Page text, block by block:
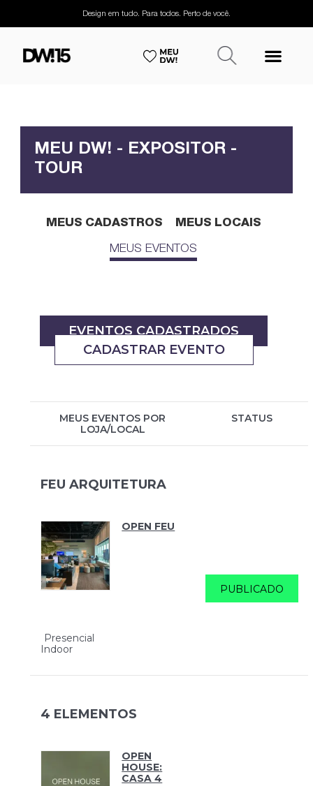
Design em tudo. Para todos. Perto de você.
MEU DW! - EXPOSITOR -
TOUR
MEUS CADASTROS MEUS LOCAIS
MEUS EVENTOS
EVENTOS CADASTRADOS
CADASTRAR EVENTO
MEUS EVENTOS POR
LOJA/LOCAL
STATUS
FEU ARQUITETURA
OPEN FEU
Presencial
Indoor
PUBLICADO
4 ELEMENTOS
OPEN
HOUSE:
CASA 4